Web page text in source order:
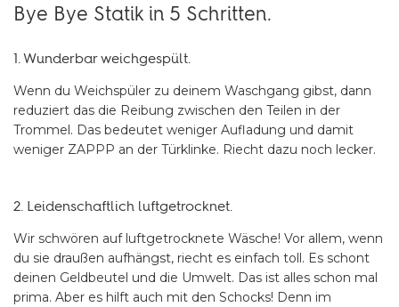
Bye Bye Statik in 5 Schritten.
1. Wunderbar weichgespült.
Wenn du Weichspüler zu deinem Waschgang gibst, dann
reduziert das die Reibung zwischen den Teilen in der
Trommel. Das bedeutet weniger Aufladung und damit
weniger ZAPPP an der Türklinke. Riecht dazu noch lecker.
2. Leidenschaftlich luftgetrocknet.
Wir schwören auf luftgetrocknete Wäsche! Vor allem, wenn
du sie draußen aufhängst, riecht es einfach toll. Es schont
deinen Geldbeutel und die Umwelt. Das ist alles schon mal
prima. Aber es hilft auch mit den Schocks! Denn im